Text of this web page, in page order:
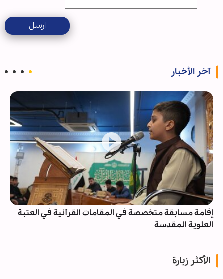
ارسل
آخر الأخبار
إقامة مسابقة متخصصة في المقامات القرآنية في العتبة
العلوية المقدسة
الأكثر زيارة